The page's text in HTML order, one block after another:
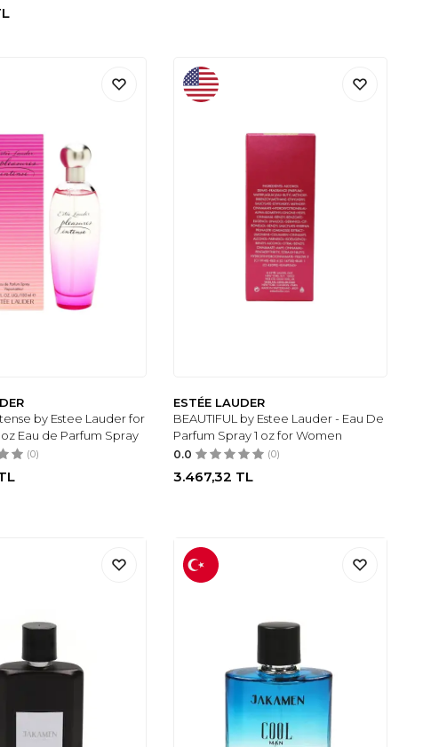
by Estee Lauder for
Eau de Parfum Spray
(0)
ESTÉE LAUDER
BEAUTIFUL by Estee Lauder - Eau De
Parfum Spray 1 oz for Women
0.0 (0)
3.467,32 TL